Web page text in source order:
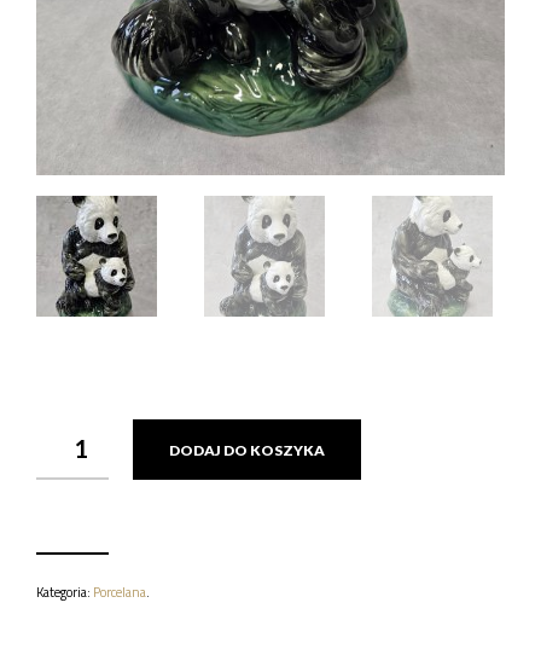
FIGURA
PORCELANOWA
KARL
DODAJ DO KOSZYKA
Kategoria: Porcelana.